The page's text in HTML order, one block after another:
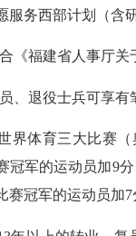
服务西部计划（含
合《福建省人事厅关
、退役士兵可享有
界体育三大比赛
冠军的运动员加9
赛冠军的运动员加7